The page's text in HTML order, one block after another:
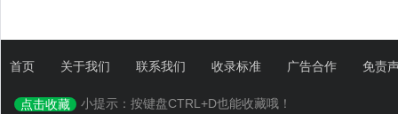
首页 关于我们 联系我们 收录标准 广告合作 免责
点击收藏
小提示：按键盘CTRL+D也能收藏哦！